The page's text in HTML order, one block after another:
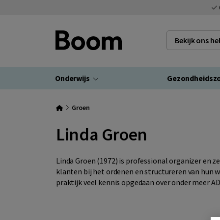
Bekijk ons
Onderwijs
Groen
Linda Groen
Linda Groen (1972) is professional organizer en
klanten bij het ordenen en structureren van hun
praktijk veel kennis opgedaan over onder meer